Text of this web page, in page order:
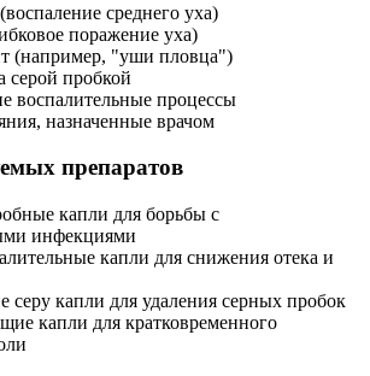
среднего уха)
поражение уха)
(например, "уши пловца")
серой пробкой
воспалительные процессы
назначенные врачом
препаратов
капли для борьбы с
инфекциями
капли для снижения отека и
серу капли для удаления серных пробок
капли для кратковременного